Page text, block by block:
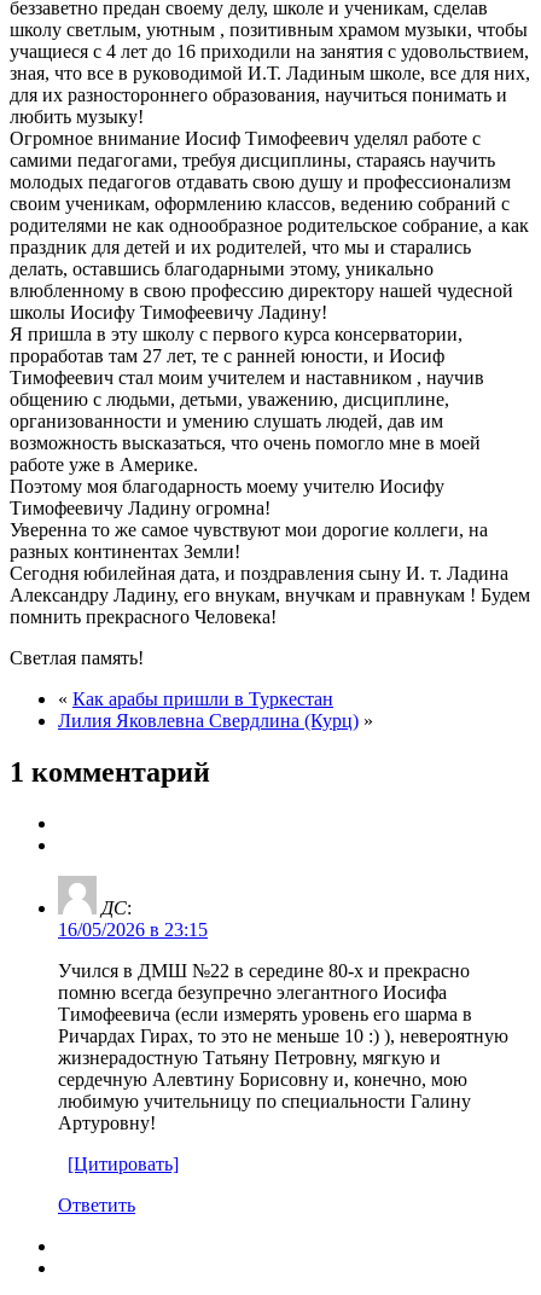
беззаветно предан своему делу, школе и ученикам, сделав
школу светлым, уютным , позитивным храмом музыки, чтобы
учащиеся с 4 лет до 16 приходили на занятия с удовольствием,
зная, что все в руководимой И.Т. Ладиным школе, все для них,
для их разностороннего образования, научиться понимать и
любить музыку!
Огромное внимание Иосиф Тимофеевич уделял работе с
самими педагогами, требуя дисциплины, стараясь научить
молодых педагогов отдавать свою душу и профессионализм
своим ученикам, оформлению классов, ведению собраний с
родителями не как однообразное родительское собрание, а как
праздник для детей и их родителей, что мы и старались
делать, оставшись благодарными этому, уникально
влюбленному в свою профессию директору нашей чудесной
школы Иосифу Тимофеевичу Ладину!
Я пришла в эту школу с первого курса консерватории,
проработав там 27 лет, те с ранней юности, и Иосиф
Тимофеевич стал моим учителем и наставником , научив
общению с людьми, детьми, уважению, дисциплине,
организованности и умению слушать людей, дав им
возможность высказаться, что очень помогло мне в моей
работе уже в Америке.
Поэтому моя благодарность моему учителю Иосифу
Тимофеевичу Ладину огромна!
Уверенна то же самое чувствуют мои дорогие коллеги, на
разных континентах Земли!
Сегодня юбилейная дата, и поздравления сыну И. т. Ладина
Александру Ладину, его внукам, внучкам и правнукам ! Будем
помнить прекрасного Человека!
Светлая память!
« Как арабы пришли в Туркестан
Лилия Яковлевна Свердлина (Курц) »
1 комментарий
ДС:
16/05/2026 в 23:15
Учился в ДМШ №22 в середине 80-х и прекрасно
помню всегда безупречно элегантного Иосифа
Тимофеевича (если измерять уровень его шарма в
Ричардах Гирах, то это не меньше 10 :) ), невероятную
жизнерадостную Татьяну Петровну, мягкую и
сердечную Алевтину Борисовну и, конечно, мою
любимую учительницу по специальности Галину
Артуровну!
[Цитировать]
Ответить